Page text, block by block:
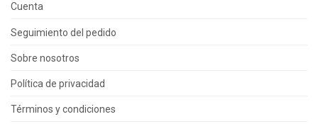
Cuenta
Seguimiento del pedido
Sobre nosotros
Política de privacidad
Términos y condiciones